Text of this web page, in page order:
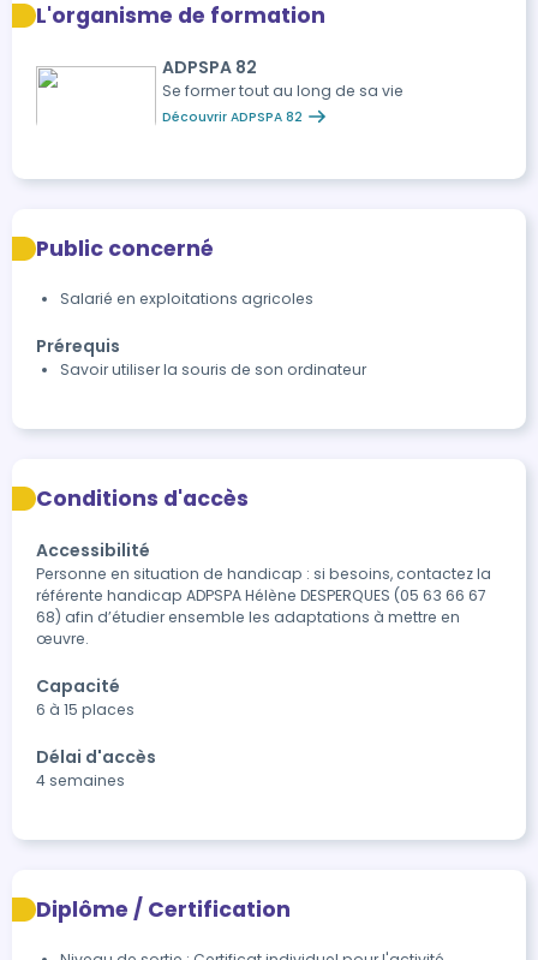
L'organisme de formation
ADPSPA 82
Se former tout au long de sa vie
Découvrir ADPSPA 82
Public concerné
Salarié en exploitations agricoles
Prérequis
Savoir utiliser la souris de son ordinateur
Conditions d'accès
Accessibilité
Personne en situation de handicap : si besoins, contactez la
référente handicap ADPSPA Hélène DESPERQUES (05 63 66 67
68) afin d’étudier ensemble les adaptations à mettre en
œuvre.
Capacité
6 à 15 places
Délai d'accès
4 semaines
Diplôme / Certification